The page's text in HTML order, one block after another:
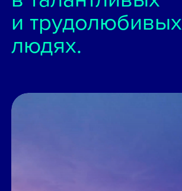
и трудолюбивых
людях.